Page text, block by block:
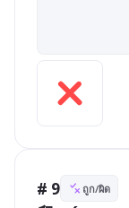
# 9 ถูก/ผิด